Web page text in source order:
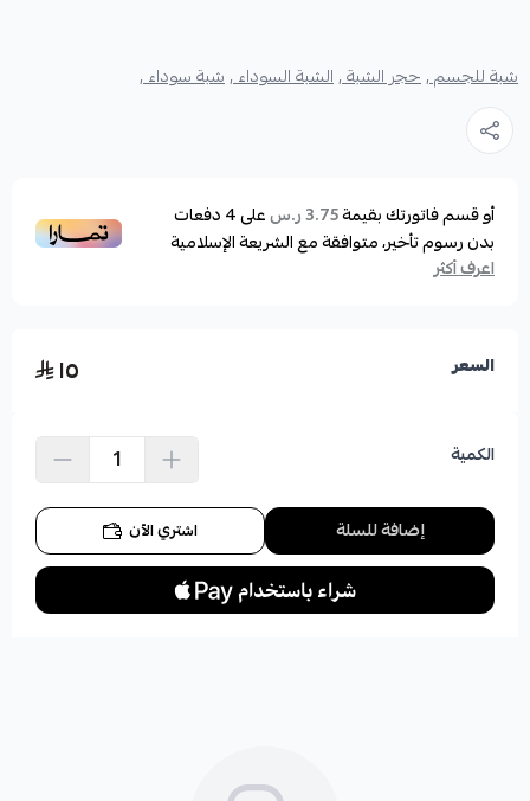
شبة للجسم ,حجر الشبة ,الشبة السوداء ,شبة سوداء ,
أو قسم فاتورتك بقيمة3.75 ر.س على4دفعات
بدون رسوم تأخير، متوافقة مع الشريعة الإسلامية
اعرف أكثر
السعر ١٥
الكمية
إضافة للسلة اشتري الآن